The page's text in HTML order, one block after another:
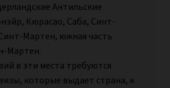
Антильские
Кюрасао, Саба, Синт-
Мартен, южная часть
Мартен.
в эти места требуются
которые выдает страна, к